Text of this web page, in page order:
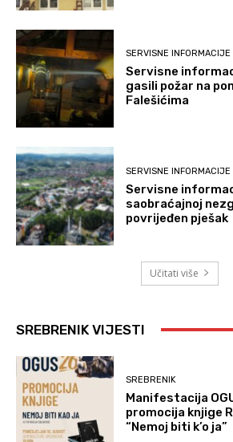
SERVISNE INFORMACIJE
Servisne
gasili požar na
Falešićima
SERVISNE INFORMACIJE
Servisne
saobraćajnoj
povrijeđen pješak
Učitati više
SREBRENIK VIJESTI
SREBRENIK
Manifestacija
promocija knjige
“Nemoj biti k’o ja”